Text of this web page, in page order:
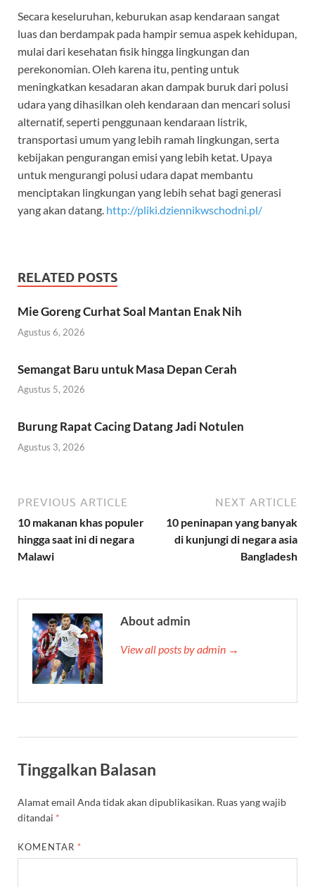
Secara keseluruhan, keburukan asap kendaraan sangat
luas dan berdampak pada hampir semua aspek kehidupan,
mulai dari kesehatan fisik hingga lingkungan dan
perekonomian. Oleh karena itu, penting untuk
meningkatkan kesadaran akan dampak buruk dari polusi
udara yang dihasilkan oleh kendaraan dan mencari solusi
alternatif, seperti penggunaan kendaraan listrik,
transportasi umum yang lebih ramah lingkungan, serta
kebijakan pengurangan emisi yang lebih ketat. Upaya
untuk mengurangi polusi udara dapat membantu
menciptakan lingkungan yang lebih sehat bagi generasi
yang akan datang. http://pliki.dziennikwschodni.pl/
RELATED POSTS
Mie Goreng Curhat Soal Mantan Enak Nih
Agustus 6, 2026
Semangat Baru untuk Masa Depan Cerah
Agustus 5, 2026
Burung Rapat Cacing Datang Jadi Notulen
Agustus 3, 2026
PREVIOUS ARTICLE
10 makanan khas populer
hingga saat ini di negara
Malawi
NEXT ARTICLE
10 peninapan yang banyak
di kunjungi di negara asia
Bangladesh
About admin
View all posts by admin →
Tinggalkan Balasan
Alamat email Anda tidak akan dipublikasikan. Ruas yang wajib
ditandai *
KOMENTAR *